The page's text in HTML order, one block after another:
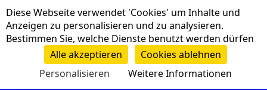
Navigation
Clanname
Cookie-Einstellungen
Diese Webseite verwendet 'Cookies' um Inhalte und
Anzeigen zu personalisieren und zu analysieren.
Bestimmen Sie, welche Dienste benutzt werden dürfen
Alle akzeptieren
Cookies ablehnen
Personalisieren
Weitere Informationen